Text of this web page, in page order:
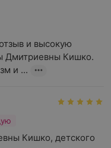
и высокую
Дмитриевны Кишко.
и ...
Кишко, детского